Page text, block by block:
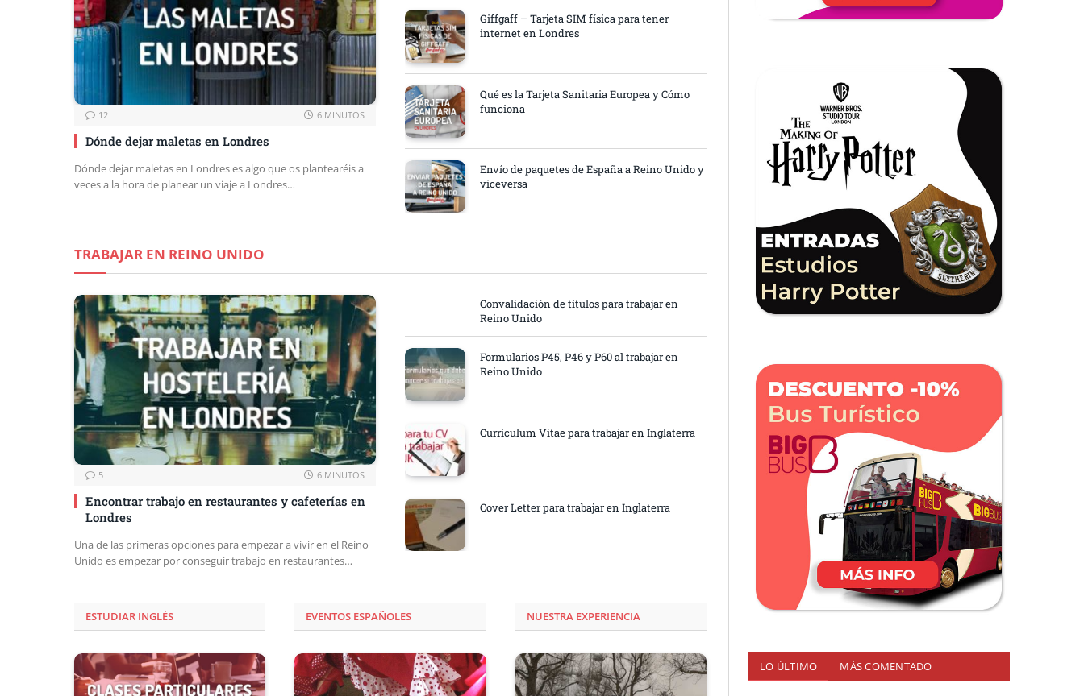
12 6 MINUTOS
Dónde dejar maletas en Londres
Dónde dejar maletas en Londres es algo que os plantearéis a
veces a la hora de planear un viaje a Londres…
Giffgaff – Tarjeta SIM física para tener
internet en Londres
Qué es la Tarjeta Sanitaria Europea y Cómo
funciona
Envío de paquetes de España a Reino Unido y
viceversa
TRABAJAR EN REINO UNIDO
5 6 MINUTOS
Encontrar trabajo en restaurantes y cafeterías en
Londres
Una de las primeras opciones para empezar a vivir en el Reino
Unido es empezar por conseguir trabajo en restaurantes…
Convalidación de títulos para trabajar en
Reino Unido
Formularios P45, P46 y P60 al trabajar en
Reino Unido
Currículum Vitae para trabajar en Inglaterra
Cover Letter para trabajar en Inglaterra
ESTUDIAR INGLÉS EVENTOS ESPAÑOLES NUESTRA EXPERIENCIA
LO ÚLTIMO MÁS COMENTADO